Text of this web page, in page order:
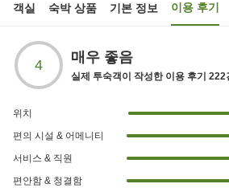
객실 숙박 상품 기본 정보 이용 후기
4 매우 좋음
실제 투숙객이 작성한 이용 후기 222
위치
편의 시설 & 어메니티
서비스 & 직원
편안함 & 청결함